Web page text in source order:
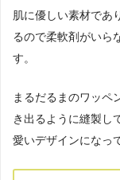
肌に優しい素材であ
るので柔軟剤がいら
す。
まるだるまのワッペ
き出るように縫製し
愛いデザインになっ